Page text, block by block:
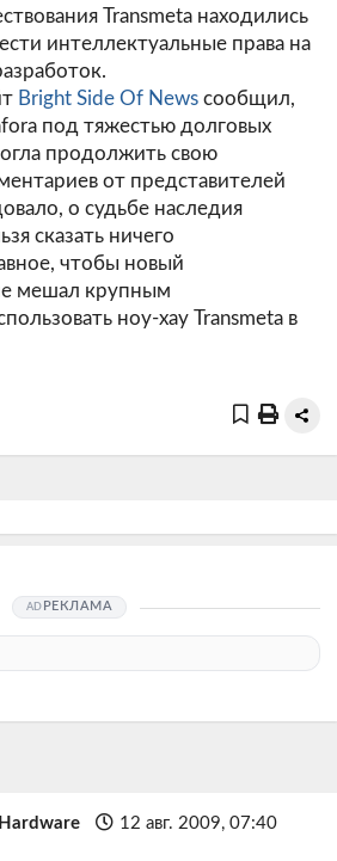
Transmeta находились
интеллектуальные права на
Bright Side Of News сообщил,
под тяжестью долговых
продолжить свою
от представителей
о судьбе наследия
сказать ничего
чтобы новый
мешал крупным
ноу-хау Transmeta в
РЕКЛАМА
12 авг. 2009, 07:40